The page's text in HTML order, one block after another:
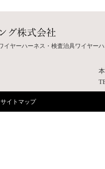
イヤーハーネス・検査治具ワイヤー
サイトマップ